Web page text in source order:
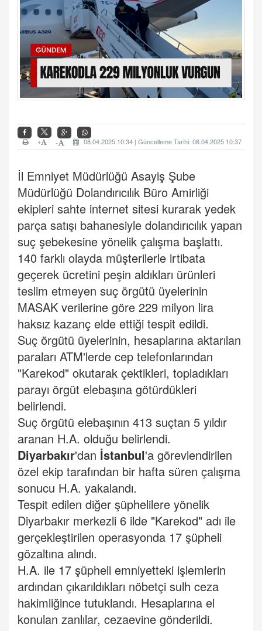
08.04.2025 10:34 | Güncelleme Tarihi: 08.04.2025 10:37
-
+
İl Emniyet Müdürlüğü Asayiş Şube
Müdürlüğü Dolandırıcılık Büro Amirliği
ekipleri sahte internet sitesi kurarak yedek
parça satışı bahanesiyle dolandırıcılık yapan
suç şebekesine yönelik çalışma başlattı.
140 farklı olayda müşterilerle irtibata
geçerek ücretini peşin aldıkları ürünleri
teslim etmeyen suç örgütü üyelerinin
MASAK verilerine göre 229 milyon lira
haksız kazanç elde ettiği tespit edildi.
Suç örgütü üyelerinin, hesaplarına aktarılan
paraları ATM'lerde cep telefonlarından
"Karekod" okutarak çektikleri, topladıkları
parayı örgüt elebaşına götürdükleri
belirlendi.
Suç örgütü elebaşının 413 suçtan 5 yıldır
aranan H.A. olduğu belirlendi.
Diyarbakır'dan İstanbul'a görevlendirilen
özel ekip tarafından bir hafta süren çalışma
sonucu H.A. yakalandı.
Tespit edilen diğer şüphelilere yönelik
Diyarbakır merkezli 6 ilde "Karekod" adı ile
gerçekleştirilen operasyonda 17 şüpheli
gözaltına alındı.
H.A. ile 17 şüpheli emniyetteki işlemlerin
ardından çıkarıldıkları nöbetçi sulh ceza
hakimliğince tutuklandı. Hesaplarına el
konulan zanlılar, cezaevine gönderildi.